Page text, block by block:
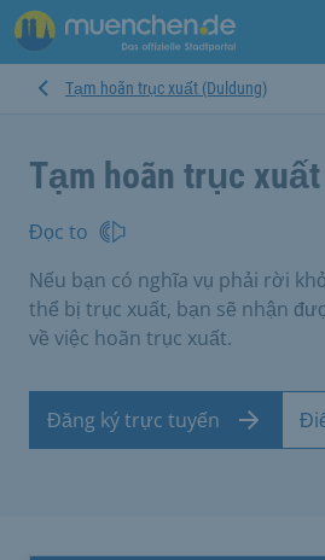
Tạm hoãn trục xuất (Duldung)
Tạm hoãn trục
Đọc to
Nếu bạn có nghĩa vụ phải rời
thể bị trục xuất, bạn sẽ nhận
về việc hoãn trục xuất.
Đăng ký trực tuyến